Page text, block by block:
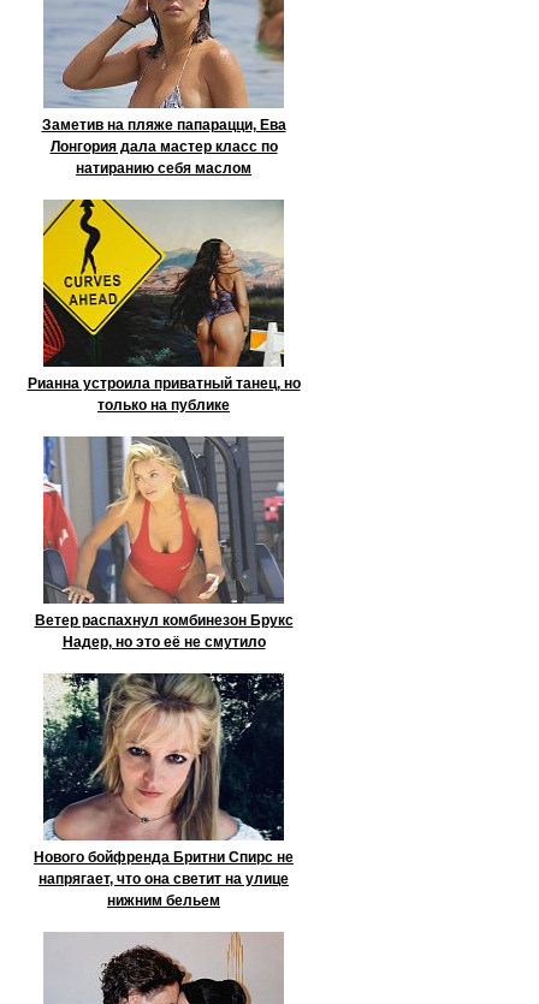
Заметив на пляже папарацци, Ева
Лонгория дала мастер класс по
натиранию себя маслом
Рианна устроила приватный танец, но
только на публике
Ветер распахнул комбинезон Брукс
Надер, но это её не смутило
Нового бойфренда Бритни Спирс не
напрягает, что она светит на улице
нижним бельем